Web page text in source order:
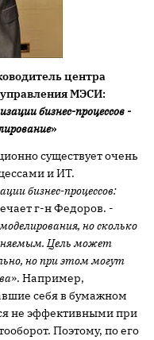
центра
МЭСИ:
бизнес-процессов -
»
существует очень
и ИТ.
бизнес-процессов:
г-н Федоров. -
но сколько
Цель может
но при этом могут
». Например,
себя в бумажном
не эффективными при
Поэтому, по его